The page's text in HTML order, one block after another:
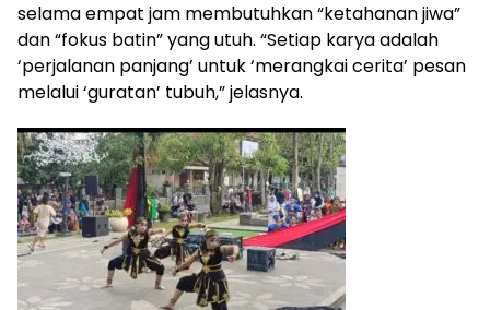
selama empat jam membutuhkan “ketahanan jiwa”
dan “fokus batin” yang utuh. “Setiap karya adalah
‘perjalanan panjang’ untuk ‘merangkai cerita’ pesan
melalui ‘guratan’ tubuh,” jelasnya.